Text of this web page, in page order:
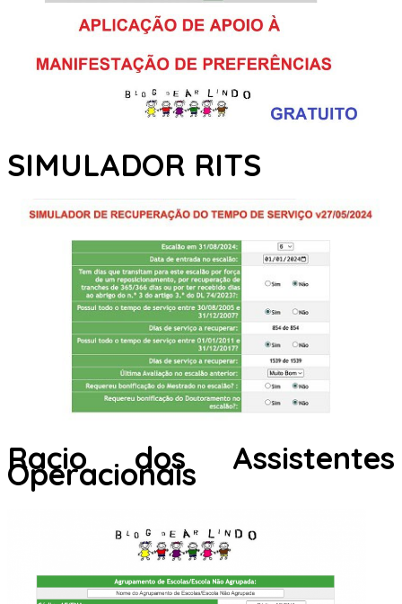
SIMULADOR RITS
Racio dos Assistentes
Operacionais